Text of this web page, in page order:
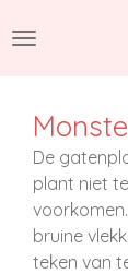
direct
hoofdinhoud
De
plant niet
bruine
teken van